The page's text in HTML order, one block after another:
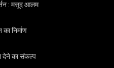
: मसूद आलम
निर्माण
देने का संकल्प